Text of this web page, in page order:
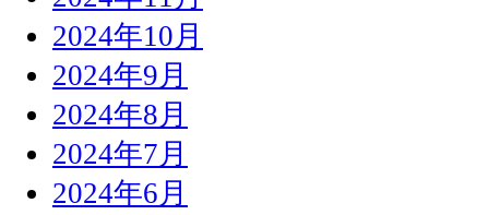
2024年10月
2024年9月
2024年8月
2024年7月
2024年6月